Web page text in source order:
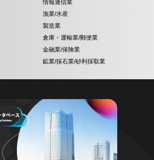
情報通信業
漁業/水産
製造業
倉庫・運輸業/郵便業
金融業/保険業
鉱業/採石業/砂利採取業